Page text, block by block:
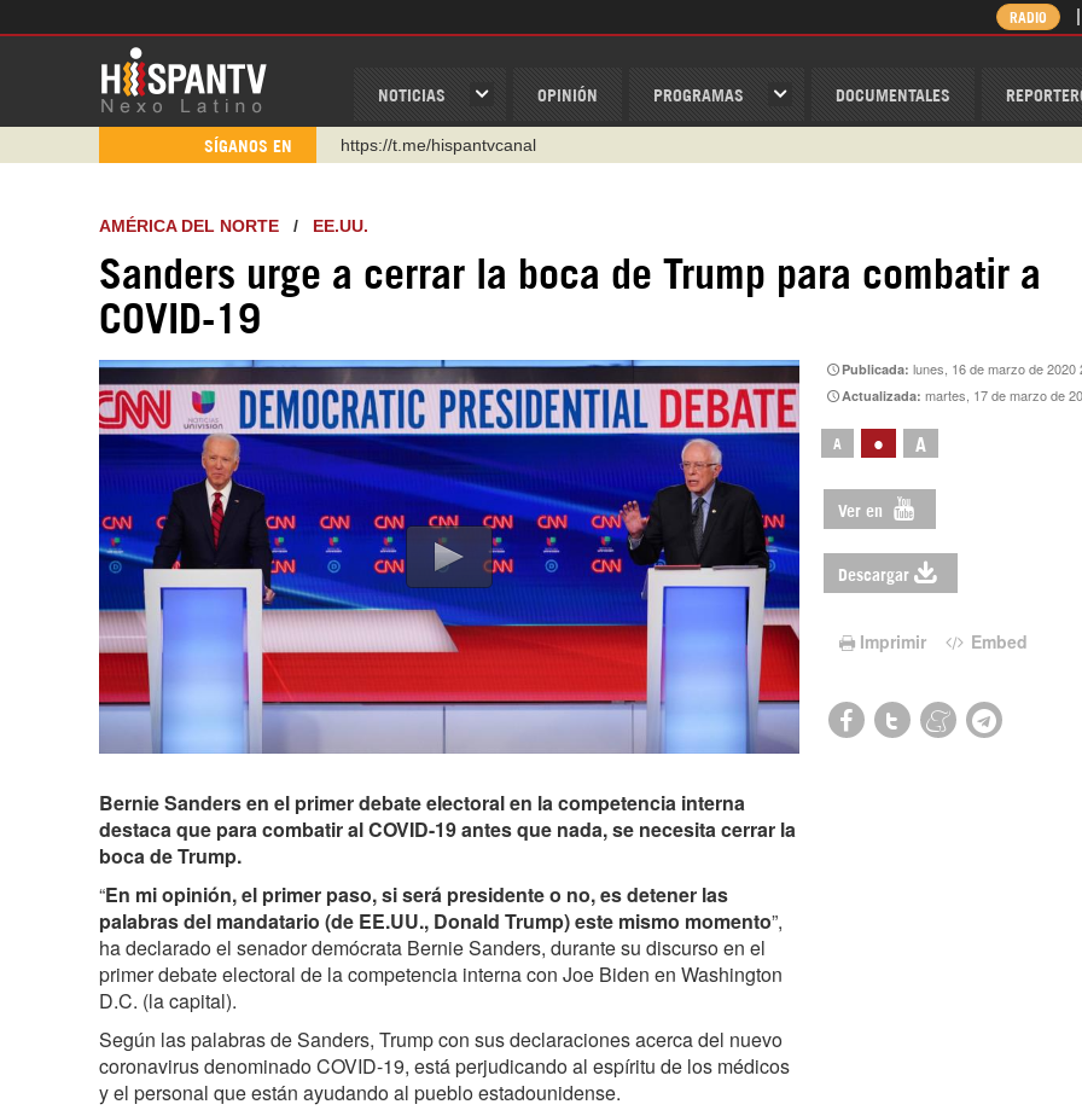
NOTICIAS OPINIÓN PROGRAMAS DOCUMENTALES
RADIO
SÍGANOS EN
https://t.me/hispantvcanal
WhatsApp y Viber: +98 921 79 29 404
https://www.facebook.com/Nexolatino.Canal
http://twitter.com/nexo_latino
AMÉRICA DEL NORTE / EE.UU.
Sanders urge a cerrar la boca de Trump para combatir a
COVID-19
Publicada:lunes, 16 de marzo de 2020
Actualizada:martes, 17 de marzo de
A • A
Ver en
Descargar
Imprimir Embed
Bernie Sanders en el primer debate electoral en la competencia interna
destaca que para combatir al COVID-19 antes que nada, se necesita cerrar la
boca de Trump.
“En mi opinión, el primer paso, si será presidente o no, es detener las
palabras del mandatario (de EE.UU., Donald Trump) este mismo momento”,
ha declarado el senador demócrata Bernie Sanders, durante su discurso en el
primer debate electoral de la competencia interna con Joe Biden en Washington
D.C. (la capital).
Según las palabras de Sanders, Trump con sus declaraciones acerca del nuevo
coronavirus denominado COVID-19, está perjudicando al espíritu de los médicos
y el personal que están ayudando al pueblo estadounidense.